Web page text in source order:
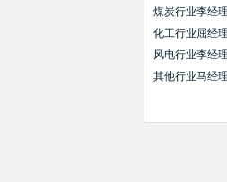
煤炭行业李经
化工行业屈经
风电行业李经
其他行业马经